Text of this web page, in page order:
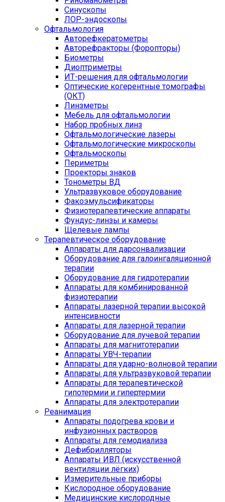
Синускопы
ЛОР-эндоскопы
Офтальмология
Авторефкератометры
Авторефракторы (Форопторы)
Биометры
Диоптриметры
ИТ-решения для офтальмологии
Оптические когерентные томографы
(ОКТ)
Линзметры
Мебель для офтальмологии
Набор пробных линз
Офтальмологические лазеры
Офтальмологические микроскопы
Офтальмоскопы
Периметры
Проекторы знаков
Тонометры ВД
Ультразвуковое оборудование
Факоэмульсификаторы
Физиотерапевтические аппараты
Фундус-линзы и камеры
Щелевые лампы
Терапевтическое оборудование
Аппараты для дарсонвализации
Оборудование для галоингаляционной
терапии
Оборудование для гидротерапии
Аппараты для комбинированной
физиотерапии
Аппараты лазерной терапии высокой
интенсивности
Аппараты для лазерной терапии
Оборудование для лучевой терапии
Аппараты для магнитотерапии
Аппараты УВЧ-терапии
Аппараты для ударно-волновой терапии
Аппараты для ультразвуковой терапии
Аппараты для терапевтической
гипотермии и гипертермии
Аппараты для электротерапии
Реанимация
Аппараты подогрева крови и
инфузионных растворов
Аппараты для гемодиализа
Дефибрилляторы
Аппараты ИВЛ (искусственной
вентиляции лёгких)
Измерительные приборы
Кислородное оборудование
Медицинские кислородные